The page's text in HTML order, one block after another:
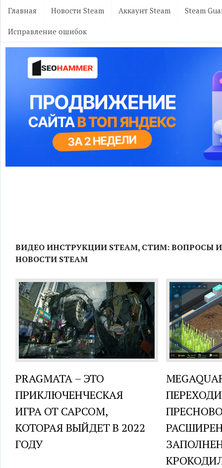
Главная Новости Steam Аккаунт Steam Steam
Исправление ошибок
ВИДЕО ИНСТРУКЦИИ STEAM, СТИМ: ВОПРОСЫ
НОВОСТИ STEAM
PRAGMATA – ЭТО
ПРИКЛЮЧЕНЧЕСКАЯ
ИГРА ОТ CAPCOM,
КОТОРАЯ ВЫЙДЕТ В 2022
ГОДУ